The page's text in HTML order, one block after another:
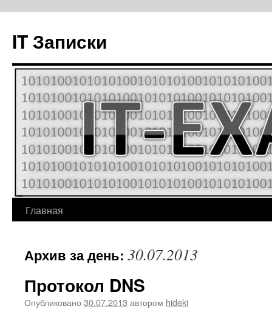
IT Записки
Перейти
содержимому
Главная
Архив за день: 30.07.2013
Протокол DNS
Опубликовано 30.07.2013 автором hideki